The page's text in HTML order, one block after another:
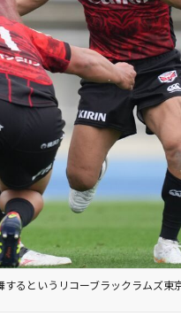
るというリコーブラックラムズ東